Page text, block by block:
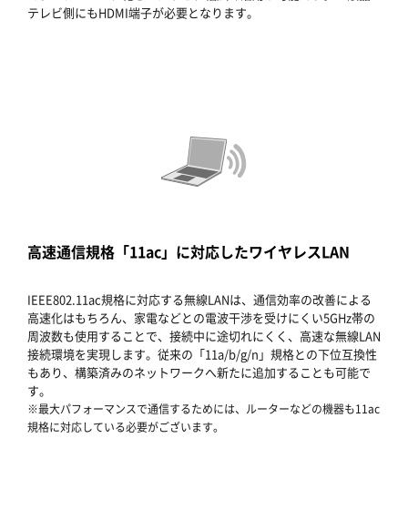
テレビ側にもHDMI端子が必要となります。
高速通信規格「11ac」に対応したワイヤレスLAN
IEEE802.11ac規格に対応する無線LANは、通信効率の改善による
高速化はもちろん、家電などとの電波干渉を受けにくい5GHz帯の
周波数も使用することで、接続中に途切れにくく、高速な無線LAN
接続環境を実現します。従来の「11a/b/g/n」規格との下位互換性
もあり、構築済みのネットワークへ新たに追加することも可能で
す。
※最大パフォーマンスで通信するためには、ルーターなどの機器も11ac
規格に対応している必要がございます。